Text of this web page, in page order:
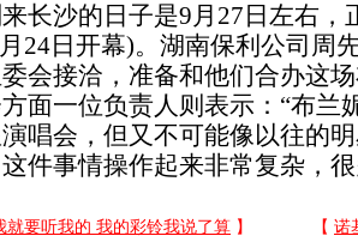
长沙的日子是9月27日左右，
24日开幕)。湖南保利公司周
会接洽，准备和他们合办这
面一位负责人则表示：“布兰
唱会，但又不可能像以往的
件事情操作起来非常复杂，